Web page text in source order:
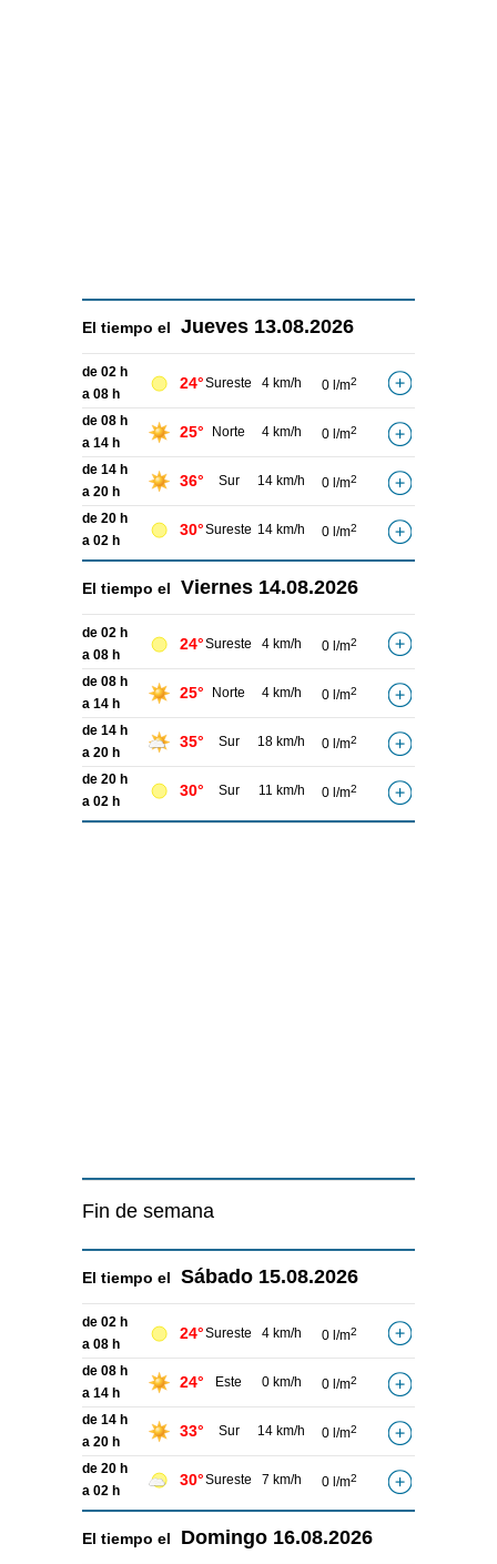
El tiempo el Jueves 13.08.2026
de 02 h
a 08 h
24°Sureste 4 km/h 0 l/m2
de 08 h
a 14 h
25° Norte 4 km/h 0 l/m2
de 14 h
a 20 h
36° Sur 14 km/h 0 l/m2
de 20 h
a 02 h
30°Sureste 14 km/h 0 l/m2
El tiempo el Viernes 14.08.2026
de 02 h
a 08 h
24°Sureste 4 km/h 0 l/m2
de 08 h
a 14 h
25° Norte 4 km/h 0 l/m2
de 14 h
a 20 h
35° Sur 18 km/h 0 l/m2
de 20 h
a 02 h
30° Sur 11 km/h 0 l/m2
Fin de semana
El tiempo el Sábado 15.08.2026
de 02 h
a 08 h
24°Sureste 4 km/h 0 l/m2
de 08 h
a 14 h
24° Este 0 km/h 0 l/m2
de 14 h
a 20 h
33° Sur 14 km/h 0 l/m2
de 20 h
a 02 h
30°Sureste 7 km/h 0 l/m2
El tiempo el Domingo 16.08.2026